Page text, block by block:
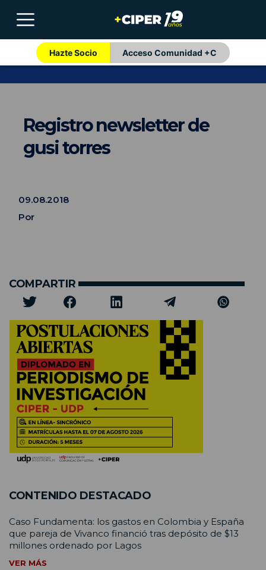
Hazte Socio Acceso Comunidad +C
Registro newsletter de
gusi torres
09.08.2018
Por
COMPARTIR
CONTENIDO DESTACADO
Caso Fundamenta: los gastos en Colombia y España
que pareja de Vivanco financió tras depósito de $13
millones ordenado por Lagos
VER MÁS